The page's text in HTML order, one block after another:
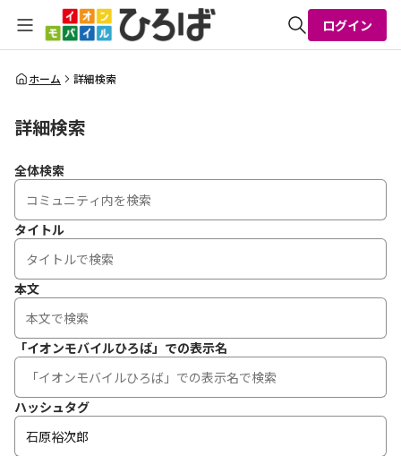
全体検索
ログイン
ホーム 詳細検索
詳細検索
全体検索
タイトル
本文
「イオンモバイルひろば」での表示名
ハッシュタグ